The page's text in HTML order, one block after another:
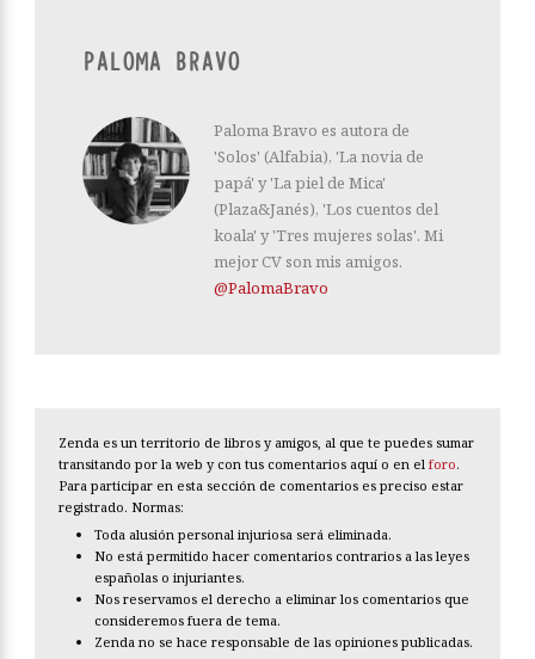
PALOMA BRAVO
Paloma Bravo es autora de
'Solos' (Alfabia), 'La novia de
papá' y 'La piel de Mica'
(Plaza&Janés), 'Los cuentos del
koala' y 'Tres mujeres solas'. Mi
mejor CV son mis amigos.
@PalomaBravo
Zenda es un territorio de libros y amigos, al que te puedes sumar
transitando por la web y con tus comentarios aquí o en el foro.
Para participar en esta sección de comentarios es preciso estar
registrado. Normas:
Toda alusión personal injuriosa será eliminada.
No está permitido hacer comentarios contrarios a las leyes
españolas o injuriantes.
Nos reservamos el derecho a eliminar los comentarios que
consideremos fuera de tema.
Zenda no se hace responsable de las opiniones publicadas.